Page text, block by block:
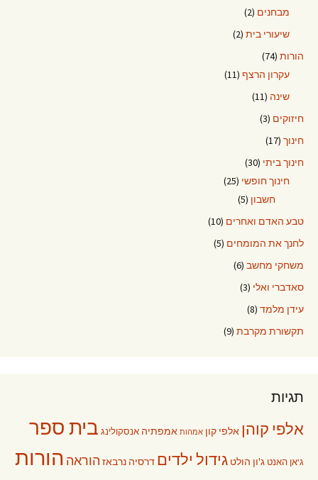
מבחנים (2)
שיעורי בית (2)
הורות (74)
עקרון הרצף (11)
שינה (11)
חיזוקים (3)
חינוך (17)
חינוך ביתי (30)
חינוך חופשי (25)
חשבון (5)
טבע האדם ואחרים (10)
לחנך את המומחים (5)
משחקי מחשב (6)
סאדברי ואלי (3)
עידן מלמד (8)
תקשורת מקרבת (9)
תגיות
אלפי קוהן אלפי קון אמהות אמפתיה אנסקולינג בית ספר
ג'אן האנט ג'ון הולט גידול ילדים דרסיה נרבאז הוראה הורות